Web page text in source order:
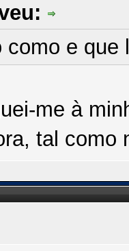
como e
me à
tal como